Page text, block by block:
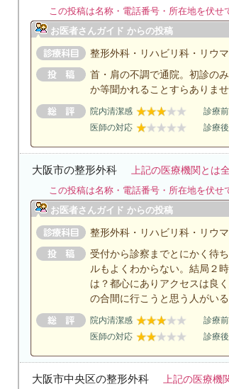
この投稿は名称・電話番号・所在地を伏せ
お医者さんガイド からの投稿
整形外科・リハビリ科・リウ
首・肩の不調で通院。初診の
か等聞かれることすらありま
院内清潔感 診療
医師の対応
診療
大阪市の整形外科 上記の医療機関とは
この投稿は名称・電話番号・所在地を伏せ
お医者さんガイド からの投稿
整形外科・リハビリ科・リウ
受付から診察までとにかく待
ルもよくわからない。結局２
は？都心にありアクセスは良
の合間に行こうと思う人がい
院内清潔感 診療
医師の対応
診療
大阪市中央区の整形外科 上記の医療機